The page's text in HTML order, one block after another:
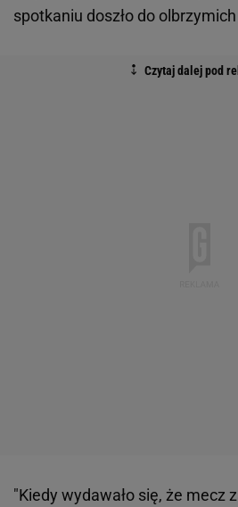
spotkaniu doszło do
"Kiedy wydawało się, że mecz